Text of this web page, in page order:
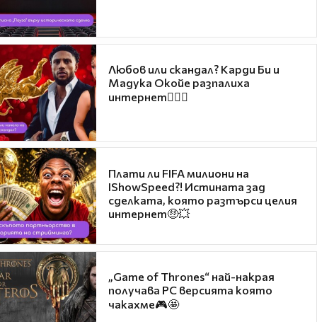
Любов или скандал? Карди Би и
Мадука Окойе разпалиха
интернет❤️‍🔥🔥
Плати ли FIFA милиони на
IShowSpeed?! Истината зад
сделката, която разтърси целия
интернет🤑💥
„Game of Thrones“ най-накрая
получава PC версията която
чакахме🎮🤩